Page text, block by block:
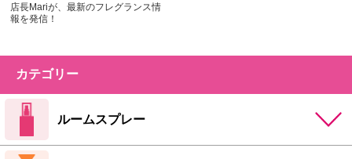
店長Mariが、最新のフレグランス情
報を発信！
カテゴリー
ルームスプレー